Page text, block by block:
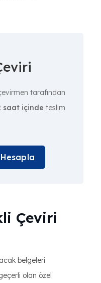
tarafından
saat içinde teslim
Hesapla
Çeviri
belgeleri
olan özel